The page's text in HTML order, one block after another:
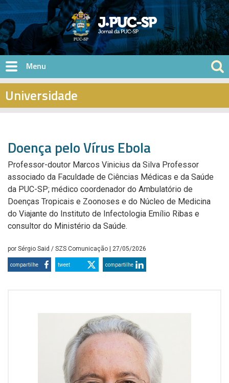
Pular para o conteúdo principal
Universidade
Doença pelo Vírus Ebola
Professor-doutor Marcos Vinicius da Silva Professor
associado da Faculdade de Ciências Médicas e da Saúde
da PUC-SP; médico coordenador do Ambulatório de
Doenças Tropicais e Zoonoses e do Núcleo de Medicina
do Viajante do Instituto de Infectologia Emílio Ribas e
consultor do Ministério da Saúde.
por Sérgio Said / SZS Comunicação | 27/05/2026
compartilhe tweet compartilhe